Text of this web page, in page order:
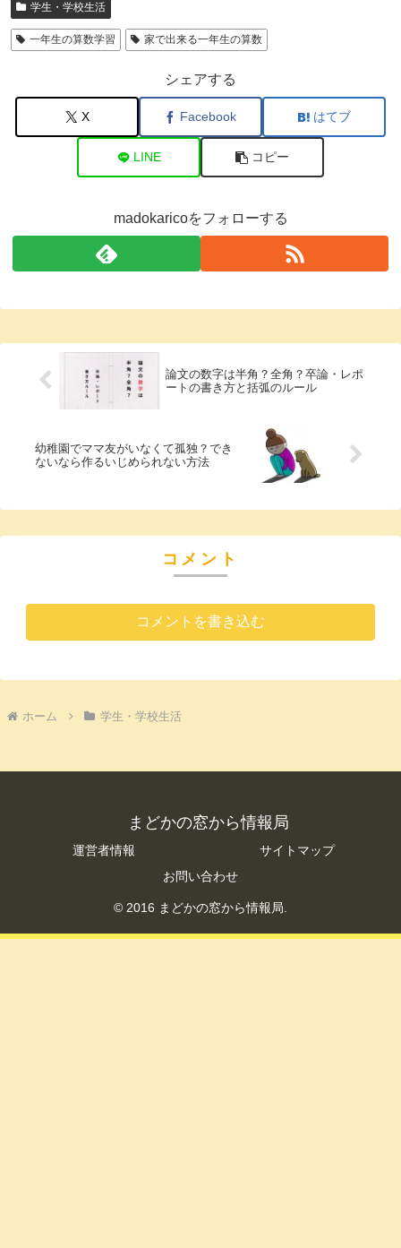
学生・学校生活
一年生の算数学習 家で出来る一年生の算数
シェアする
X Facebook はてブ
LINE コピー
madokaricoをフォローする
論文の数字は半角？全角？卒論・レポ
ートの書き方と括弧のルール
幼稚園でママ友がいなくて孤独？でき
ないなら作るいじめられない方法
コメント
コメントを書き込む
ホーム 学生・学校生活
まどかの窓から情報局
運営者情報
サイトマップ
お問い合わせ
© 2016 まどかの窓から情報局.